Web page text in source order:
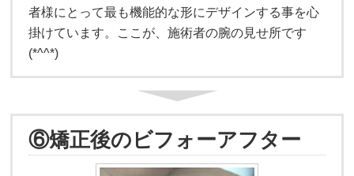
者様にとって最も機能的な形にデザインする事を心
掛けています。ここが、施術者の腕の見せ所です
(*^^*)
⑥矯正後のビフォーアフター